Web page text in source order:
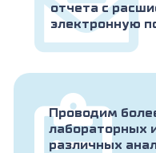
отчета с
электронную
Проводим
лабораторных
различных